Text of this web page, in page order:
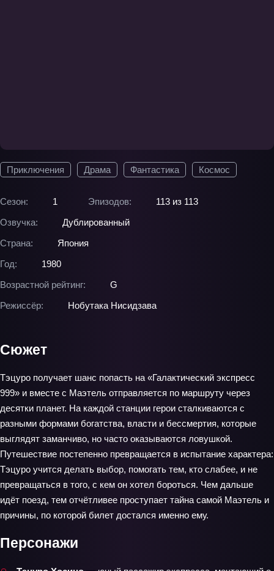
Приключения Драма Фантастика Космос
Сезон: 1 Эпизодов:
113 из 113
Озвучка:
Дублированный
Страна:
Япония
Год:
1980
Возрастной рейтинг:
G
Режиссёр:
Нобутака Нисидзава
Сюжет
Тэцуро получает шанс попасть на «Галактический экспресс
999» и вместе с Маэтель отправляется по маршруту через
десятки планет. На каждой станции герои сталкиваются с
разными формами богатства, власти и бессмертия, которые
выглядят заманчиво, но часто оказываются ловушкой.
Путешествие постепенно превращается в испытание характера:
Тэцуро учится делать выбор, помогать тем, кто слабее, и не
превращаться в того, с кем он хотел бороться. Чем дальше
идёт поезд, тем отчётливее проступает тайна самой Маэтель и
причины, по которой билет достался именно ему.
Персонажи